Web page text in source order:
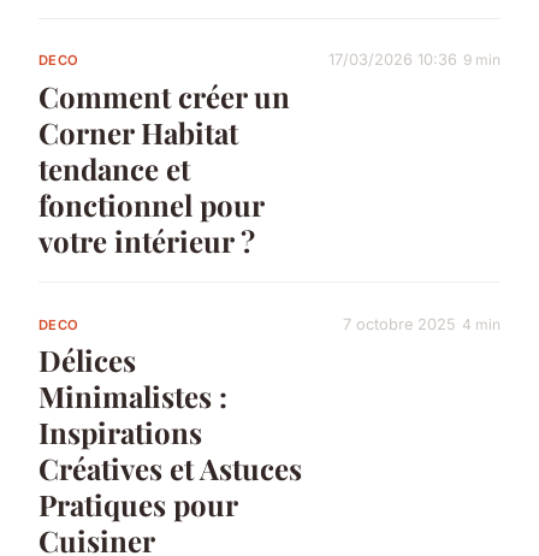
DECO
Comment créer un
Corner Habitat
tendance et
fonctionnel pour
votre intérieur ?
17/03/2026 10:36 9 min
DECO
Délices
Minimalistes :
Inspirations
Créatives et Astuces
Pratiques pour
Cuisiner
7 octobre 2025 4 min